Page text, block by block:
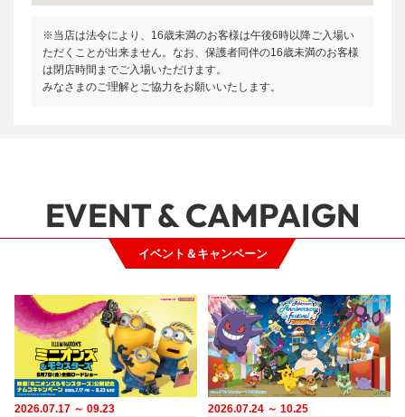
※当店は法令により、16歳未満のお客様は午後6時以降ご入場い
ただくことが出来ません。なお、保護者同伴の16歳未満のお客様
は閉店時間までご入場いただけます。
みなさまのご理解とご協力をお願いいたします。
イベント＆キャンペーン
EVENT & CAMPAIGN
2026.07.17 ～ 09.23
2026.07.24 ～ 10.25